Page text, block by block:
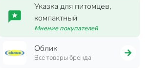
Указка для питомцев,
компактный
Мнение покупателей
Облик
Все товары бренда